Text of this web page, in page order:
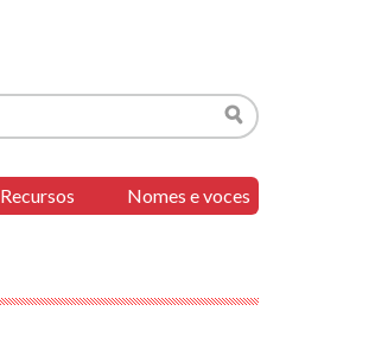
Buscar
Recursos Nomes e voces